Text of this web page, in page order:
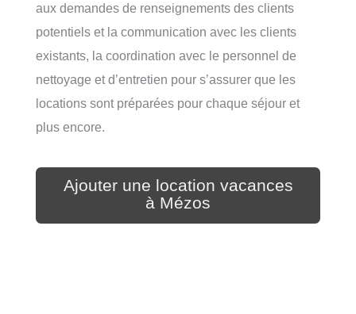
aux demandes de renseignements des clients
potentiels et la communication avec les clients
existants, la coordination avec le personnel de
nettoyage et d’entretien pour s’assurer que les
locations sont préparées pour chaque séjour et
plus encore.
Ajouter une location vacances
à Mézos